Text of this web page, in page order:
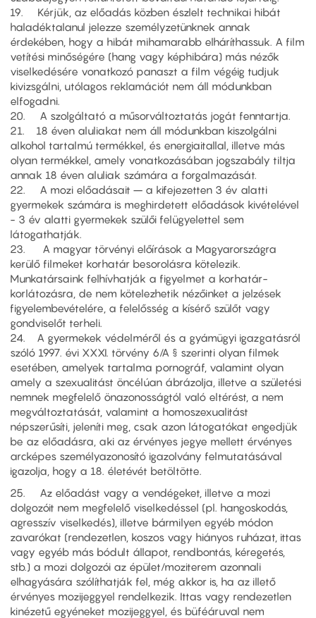
19. Kérjük, az előadás közben észlelt technikai hibát
haladéktalanul jelezze személyzetünknek annak
érdekében, hogy a hibát mihamarabb elháríthassuk. A film
vetítési minőségére (hang vagy képhibára) más nézők
viselkedésére vonatkozó panaszt a film végéig tudjuk
kivizsgálni, utólagos reklamációt nem áll módunkban
elfogadni.
20. A szolgáltató a műsorváltoztatás jogát fenntartja.
21. 18 éven aluliakat nem áll módunkban kiszolgálni
alkohol tartalmú termékkel, és energiaitallal, illetve más
olyan termékkel, amely vonatkozásában jogszabály tiltja
annak 18 éven aluliak számára a forgalmazását.
22. A mozi előadásait – a kifejezetten 3 év alatti
gyermekek számára is meghirdetett előadások kivételével
- 3 év alatti gyermekek szülői felügyelettel sem
látogathatják.
23. A magyar törvényi előírások a Magyarországra
kerülő filmeket korhatár besorolásra kötelezik.
Munkatársaink felhívhatják a figyelmet a korhatár-
korlátozásra, de nem kötelezhetik nézőinket a jelzések
figyelembevételére, a felelősség a kísérő szülőt vagy
gondviselőt terheli.
24. A gyermekek védelméről és a gyámügyi igazgatásról
szóló 1997. évi XXXI. törvény 6/A § szerinti olyan filmek
esetében, amelyek tartalma pornográf, valamint olyan
amely a szexualitást öncélúan ábrázolja, illetve a születési
nemnek megfelelő önazonosságtól való eltérést, a nem
megváltoztatását, valamint a homoszexualitást
népszerűsíti, jeleníti meg, csak azon látogatókat engedjük
be az előadásra, aki az érvényes jegye mellett érvényes
arcképes személyazonosító igazolvány felmutatásával
igazolja, hogy a 18. életévét betöltötte.
25. Az előadást vagy a vendégeket, illetve a mozi
dolgozóit nem megfelelő viselkedéssel (pl. hangoskodás,
agresszív viselkedés), illetve bármilyen egyéb módon
zavarókat (rendezetlen, koszos vagy hiányos ruházat, ittas
vagy egyéb más bódult állapot, rendbontás, kéregetés,
stb.) a mozi dolgozói az épület/moziterem azonnali
elhagyására szólíthatják fel, még akkor is, ha az illető
érvényes mozijeggyel rendelkezik. Ittas vagy rendezetlen
kinézetű egyéneket mozijeggyel, és büféáruval nem